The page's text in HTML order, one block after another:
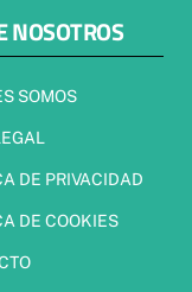
NOSOTROS
SOMOS
DE PRIVACIDAD
DE COOKIES